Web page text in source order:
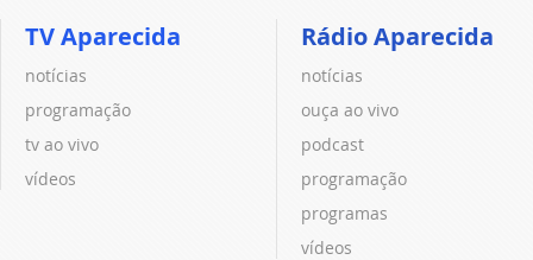
TV Aparecida
notícias
programação
tv ao vivo
vídeos
Rádio Aparecida
notícias
ouça ao vivo
podcast
programação
programas
vídeos